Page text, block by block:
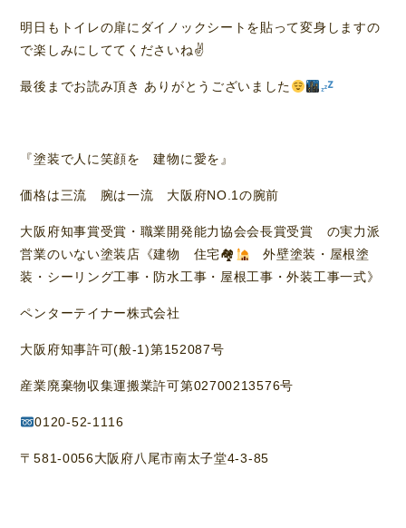
明日もトイレの扉にダイノックシートを貼って変身しますの
で楽しみにしててくださいね✌️
最後までお読み頂き ありがとうございました
『塗装で人に笑顔を 建物に愛を』
価格は三流 腕は一流 大阪府NO.1の腕前
大阪府知事賞受賞・職業開発能力協会会長賞受賞 の実力派
営業のいない塗装店《建物 住宅🏘
外壁塗装・屋根塗
装・シーリング工事・防水工事・屋根工事・外装工事一式》
ペンターテイナー株式会社
大阪府知事許可(般-1)第152087号
産業廃棄物収集運搬業許可第02700213576号
0120-52-1116
〒581-0056大阪府八尾市南太子堂4-3-85